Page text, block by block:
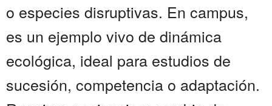
o especies disruptivas. En campus,
es un ejemplo vivo de dinámica
ecológica, ideal para estudios de
sucesión, competencia o adaptación.